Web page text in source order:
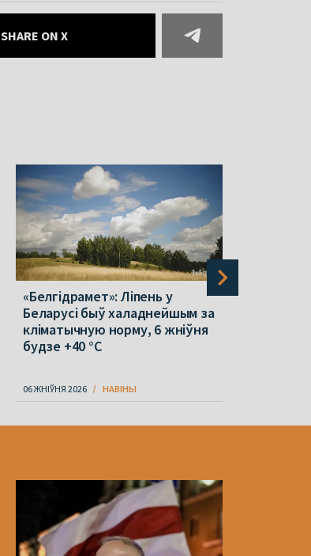
SHARE ON X
«Белгідрамет»: Ліпень у
Беларусі быў халаднейшым за
кліматычную норму, 6 жніўня
будзе +40 °С
06 ЖНІЎНЯ 2026 НАВІНЫ